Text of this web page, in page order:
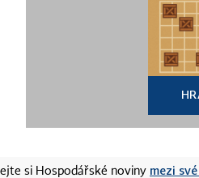
si Hospodářské noviny mezi